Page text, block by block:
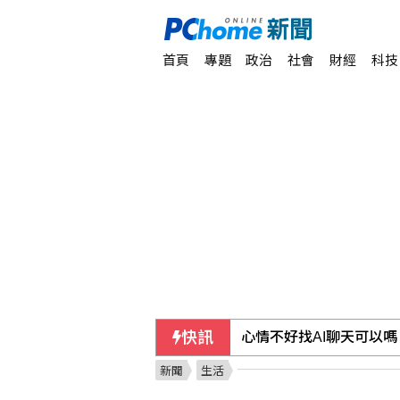
首頁 專題 政治 社會 財經 科技
快訊 超高齡社會不只拚長壽
新聞 生活